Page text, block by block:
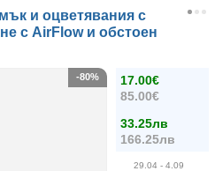
и оцветявания с
с AirFlow и обстоен
17.00€
85.00€
33.25лв
166.25лв
29.04 - 4.09
-80%